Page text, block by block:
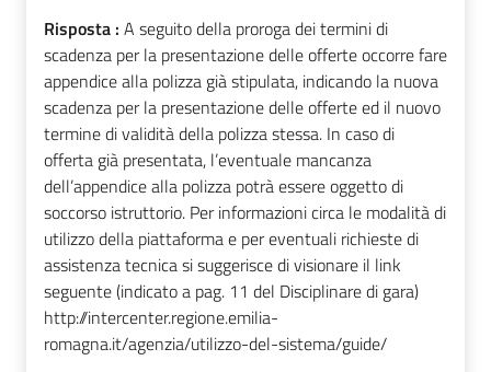
Risposta : A seguito della proroga dei termini di
scadenza per la presentazione delle offerte occorre fare
appendice alla polizza già stipulata, indicando la nuova
scadenza per la presentazione delle offerte ed il nuovo
termine di validità della polizza stessa. In caso di
offerta già presentata, l’eventuale mancanza
dell’appendice alla polizza potrà essere oggetto di
soccorso istruttorio. Per informazioni circa le modalità di
utilizzo della piattaforma e per eventuali richieste di
assistenza tecnica si suggerisce di visionare il link
seguente (indicato a pag. 11 del Disciplinare di gara)
http://intercenter.regione.emilia-
romagna.it/agenzia/utilizzo-del-sistema/guide/